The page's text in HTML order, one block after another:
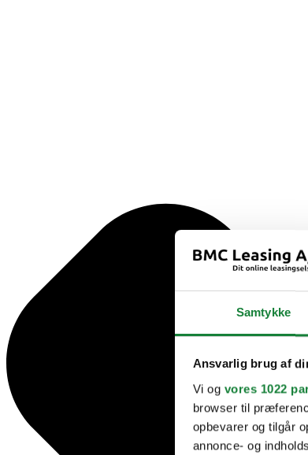
Samtykke
Ansvarlig brug af
Vi og vores 1022
browser til
opbevarer og tilgår
annonce- og